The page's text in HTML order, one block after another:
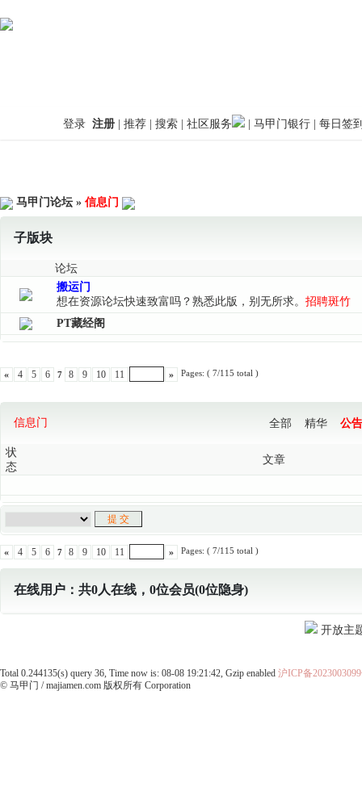
登录 注册 推荐 搜索 社区服务 马甲门银行 每日签
马甲门论坛 » 信息门
子版块
论坛
搬运门
想在资源论坛快速致富吗？熟悉此版，别无所求。招聘斑竹
PT藏经阁
« 4 5 6 7 8 9 10 11 » Pages: ( 7/115 total )
全部 精华 公告
信息门
状
态
文章
« 4 5 6 7 8 9 10 11 » Pages: ( 7/115 total )
在线用户：共0人在线，0位会员(0位隐身)
开放主
Total 0.244135(s) query 36, Time now is: 08-08 19:21:42, Gzip enabled 沪ICP备
© 马甲门 / majiamen.com 版权所有 Corporation